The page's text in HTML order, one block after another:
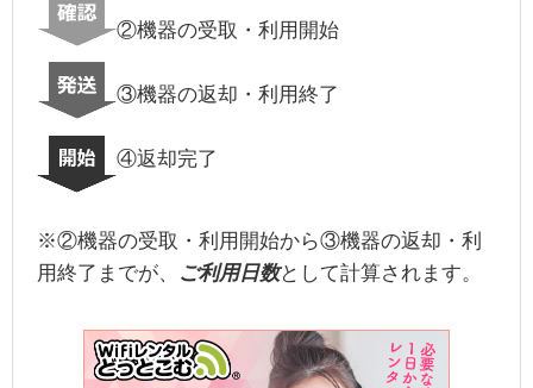
②機器の受取・利用開始
③機器の返却・利用終了
④返却完了
※②機器の受取・利用開始から③機器の返却・利
用終了までが、
ご利用日数として計算されます。